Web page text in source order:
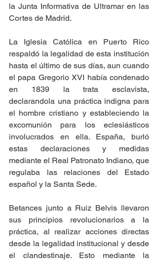
la Junta Informativa de Ultramar en las
Cortes de Madrid.
La Iglesia Católica en Puerto Rico
respaldó la legalidad de esta institución
hasta el último de sus días, aun cuando
el papa Gregorio XVI había condenado
en 1839 la trata esclavista,
declarandola una práctica indigna para
el hombre cristiano y estableciendo la
excomunión para los eclesiásticos
involucrados en ella. España, burló
estas declaraciones y medidas
mediante el Real Patronato Indiano, que
regulaba las relaciones del Estado
español y la Santa Sede.
Betances junto a Ruiz Belvis llevaron
sus principios revolucionarios a la
práctica, al realizar acciones directas
desde la legalidad institucional y desde
el clandestinaje. Esto mediante la